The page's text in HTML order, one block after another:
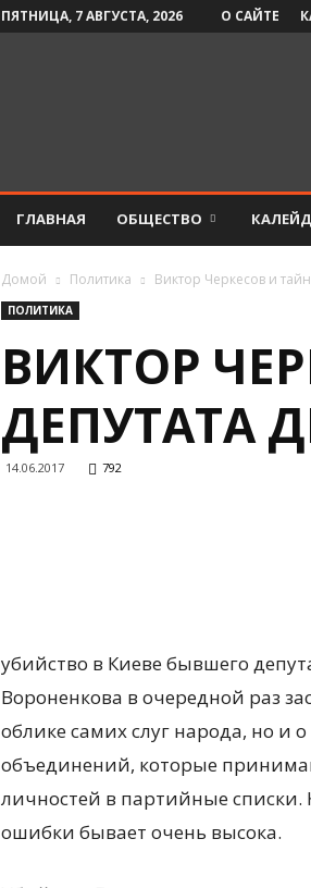
ПЯТНИЦА, 7 АВГУСТА, 2026 О САЙТЕ
ГЛАВНАЯ ОБЩЕСТВО
Домой Политика Виктор Черкесов и
ПОЛИТИКА
ВИКТОР
ДЕПУТАТА
14.06.2017 792
убийство в Киеве бывшего
Вороненкова в очередной раз
облике самих слуг народа, но и
объединений, которые
личностей в партийные списки.
ошибки бывает очень высока.